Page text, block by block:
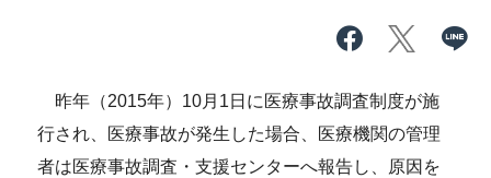
昨年（2015年）10月1日に医療事故調査制度が施
行され、医療事故が発生した場合、医療機関の管理
者は医療事故調査・支援センターへ報告し、原因を